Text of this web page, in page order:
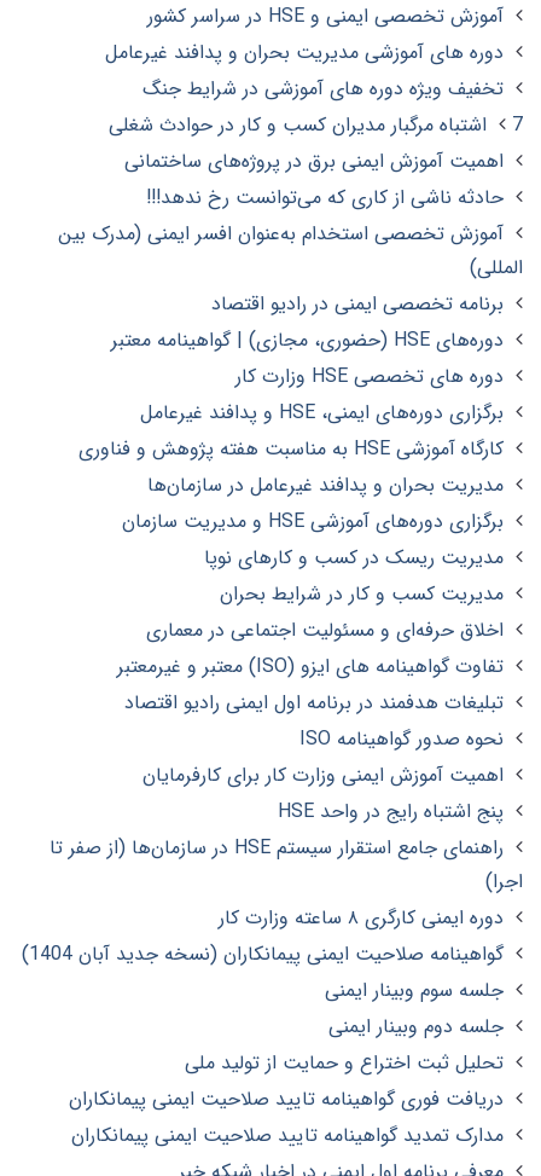
آموزش تخصصی ایمنی و HSE در سراسر کشور
دوره های آموزشی مدیریت بحران و پدافند غیرعامل
تخفیف ویژه دوره های آموزشی در شرایط جنگ
7 اشتباه مرگبار مدیران کسب و کار در حوادث شغلی
اهمیت آموزش ایمنی برق در پروژه‌های ساختمانی
حادثه‌ ناشی از کاری که می‌توانست رخ ندهد!!!
آموزش تخصصی استخدام به‌عنوان افسر ایمنی (مدرک بین
المللی)
برنامه تخصصی ایمنی در رادیو اقتصاد
دوره‌های HSE (حضوری، مجازی) | گواهینامه معتبر
دوره های تخصصی HSE وزارت کار
برگزاری دوره‌های ایمنی، HSE و پدافند غیرعامل
کارگاه آموزشی HSE به مناسبت هفته پژوهش و فناوری
مدیریت بحران و پدافند غیرعامل در سازمان‌ها
برگزاری دوره‌های آموزشی HSE و مدیریت سازمان
مدیریت ریسک در کسب‌ و کارهای نوپا
مدیریت کسب و کار در شرایط بحران
اخلاق حرفه‌ای و مسئولیت اجتماعی در معماری
تفاوت گواهینامه های ایزو (ISO) معتبر و غیرمعتبر
تبلیغات هدفمند در برنامه اول ایمنی رادیو اقتصاد
نحوه صدور گواهینامه ISO
اهمیت آموزش ایمنی وزارت کار برای کارفرمایان
پنج اشتباه رایج در واحد HSE
راهنمای جامع استقرار سیستم HSE در سازمان‌ها (از صفر تا
اجرا)
دوره ایمنی کارگری ۸ ساعته وزارت کار
گواهینامه صلاحیت ایمنی پیمانکاران (نسخه جدید آبان 1404)
جلسه سوم وبینار ایمنی
جلسه دوم وبینار ایمنی
تحلیل ثبت اختراع و حمایت از تولید ملی
دریافت فوری گواهینامه تایید صلاحیت ایمنی پیمانکاران
مدارک تمدید گواهینامه تایید صلاحیت ایمنی پیمانکاران